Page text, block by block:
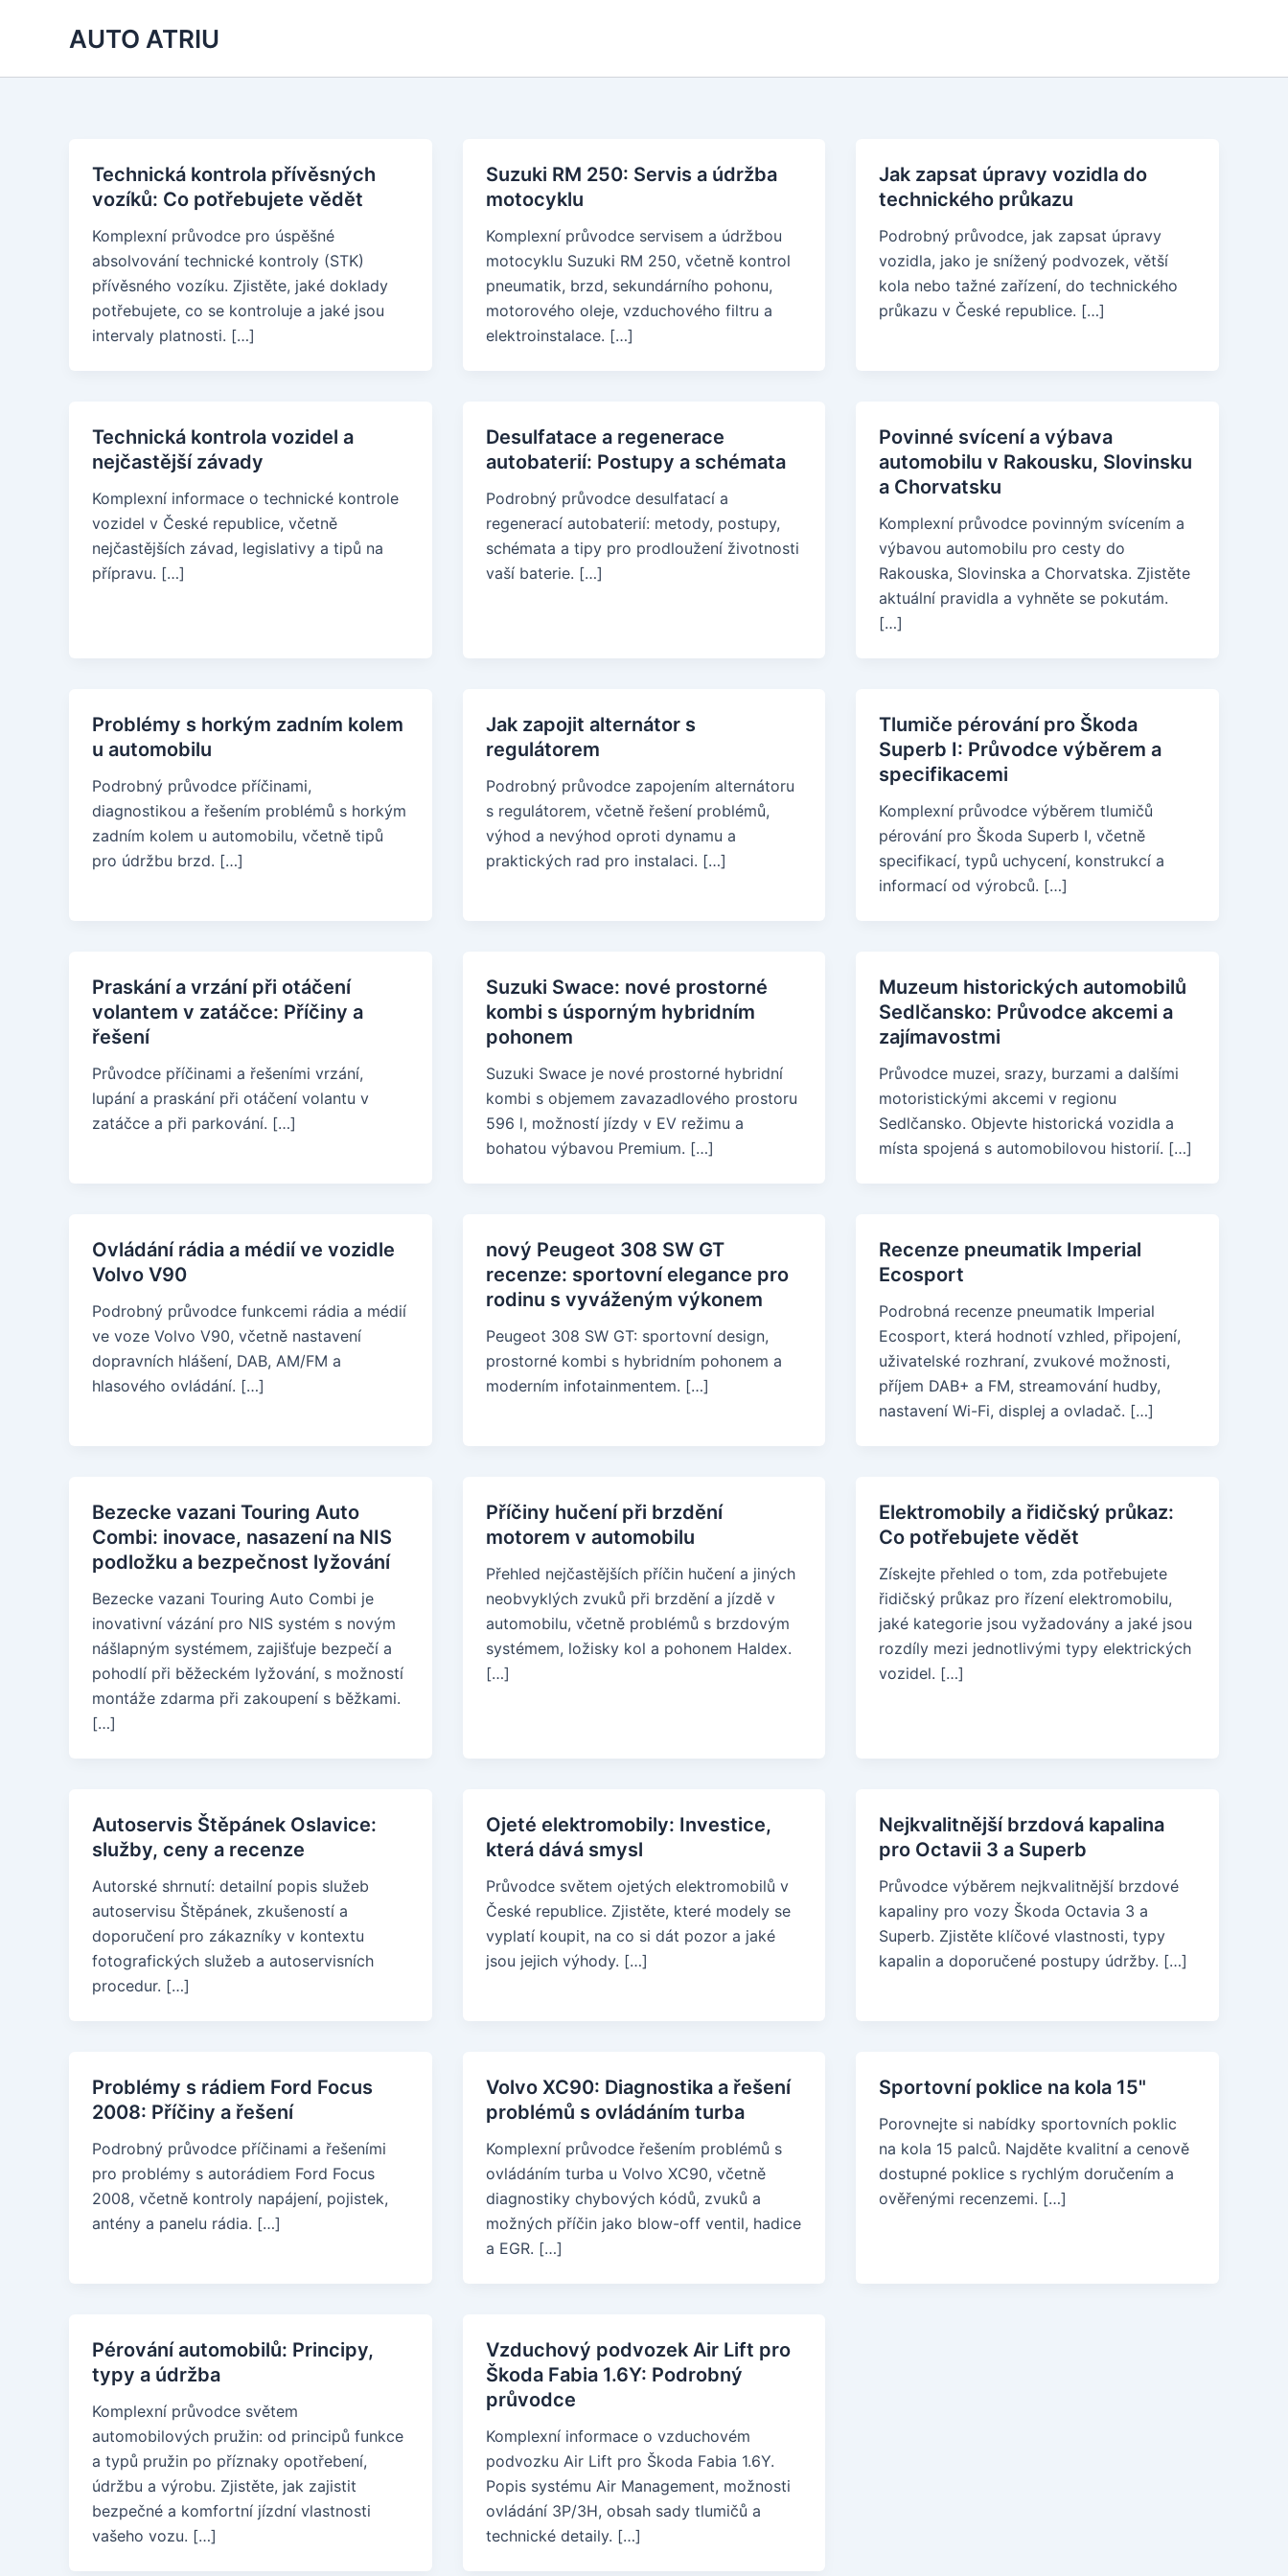
AUTO ATRIU
Technická kontrola přívěsných
vozíků: Co potřebujete vědět
Komplexní průvodce pro úspěšné
absolvování technické kontroly (STK)
přívěsného vozíku. Zjistěte, jaké doklady
potřebujete, co se kontroluje a jaké jsou
intervaly platnosti. […]
Suzuki RM 250: Servis a údržba
motocyklu
Komplexní průvodce servisem a údržbou
motocyklu Suzuki RM 250, včetně kontrol
pneumatik, brzd, sekundárního pohonu,
motorového oleje, vzduchového filtru a
elektroinstalace. […]
Jak zapsat úpravy vozidla do
technického průkazu
Podrobný průvodce, jak zapsat úpravy
vozidla, jako je snížený podvozek, větší
kola nebo tažné zařízení, do technického
průkazu v České republice. […]
Technická kontrola vozidel a
nejčastější závady
Komplexní informace o technické kontrole
vozidel v České republice, včetně
nejčastějších závad, legislativy a tipů na
přípravu. […]
Desulfatace a regenerace
autobaterií: Postupy a schémata
Podrobný průvodce desulfatací a
regenerací autobaterií: metody, postupy,
schémata a tipy pro prodloužení životnosti
vaší baterie. […]
Povinné svícení a výbava
automobilu v Rakousku, Slovinsku
a Chorvatsku
Komplexní průvodce povinným svícením a
výbavou automobilu pro cesty do
Rakouska, Slovinska a Chorvatska. Zjistěte
aktuální pravidla a vyhněte se pokutám.
[…]
Problémy s horkým zadním kolem
u automobilu
Podrobný průvodce příčinami,
diagnostikou a řešením problémů s horkým
zadním kolem u automobilu, včetně tipů
pro údržbu brzd. […]
Jak zapojit alternátor s
regulátorem
Podrobný průvodce zapojením alternátoru
s regulátorem, včetně řešení problémů,
výhod a nevýhod oproti dynamu a
praktických rad pro instalaci. […]
Tlumiče pérování pro Škoda
Superb I: Průvodce výběrem a
specifikacemi
Komplexní průvodce výběrem tlumičů
pérování pro Škoda Superb I, včetně
specifikací, typů uchycení, konstrukcí a
informací od výrobců. […]
Praskání a vrzání při otáčení
volantem v zatáčce: Příčiny a
řešení
Průvodce příčinami a řešeními vrzání,
lupání a praskání při otáčení volantu v
zatáčce a při parkování. […]
Suzuki Swace: nové prostorné
kombi s úsporným hybridním
pohonem
Suzuki Swace je nové prostorné hybridní
kombi s objemem zavazadlového prostoru
596 l, možností jízdy v EV režimu a
bohatou výbavou Premium. […]
Muzeum historických automobilů
Sedlčansko: Průvodce akcemi a
zajímavostmi
Průvodce muzei, srazy, burzami a dalšími
motoristickými akcemi v regionu
Sedlčansko. Objevte historická vozidla a
místa spojená s automobilovou historií. […]
Ovládání rádia a médií ve vozidle
Volvo V90
Podrobný průvodce funkcemi rádia a médií
ve voze Volvo V90, včetně nastavení
dopravních hlášení, DAB, AM/FM a
hlasového ovládání. […]
nový Peugeot 308 SW GT
recenze: sportovní elegance pro
rodinu s vyváženým výkonem
Peugeot 308 SW GT: sportovní design,
prostorné kombi s hybridním pohonem a
moderním infotainmentem. […]
Recenze pneumatik Imperial
Ecosport
Podrobná recenze pneumatik Imperial
Ecosport, která hodnotí vzhled, připojení,
uživatelské rozhraní, zvukové možnosti,
příjem DAB+ a FM, streamování hudby,
nastavení Wi-Fi, displej a ovladač. […]
Bezecke vazani Touring Auto
Combi: inovace, nasazení na NIS
podložku a bezpečnost lyžování
Bezecke vazani Touring Auto Combi je
inovativní vázání pro NIS systém s novým
nášlapným systémem, zajišťuje bezpečí a
pohodlí při běžeckém lyžování, s možností
montáže zdarma při zakoupení s běžkami.
[…]
Příčiny hučení při brzdění
motorem v automobilu
Přehled nejčastějších příčin hučení a jiných
neobvyklých zvuků při brzdění a jízdě v
automobilu, včetně problémů s brzdovým
systémem, ložisky kol a pohonem Haldex.
[…]
Elektromobily a řidičský průkaz:
Co potřebujete vědět
Získejte přehled o tom, zda potřebujete
řidičský průkaz pro řízení elektromobilu,
jaké kategorie jsou vyžadovány a jaké jsou
rozdíly mezi jednotlivými typy elektrických
vozidel. […]
Autoservis Štěpánek Oslavice:
služby, ceny a recenze
Autorské shrnutí: detailní popis služeb
autoservisu Štěpánek, zkušeností a
doporučení pro zákazníky v kontextu
fotografických služeb a autoservisních
procedur. […]
Ojeté elektromobily: Investice,
která dává smysl
Průvodce světem ojetých elektromobilů v
České republice. Zjistěte, které modely se
vyplatí koupit, na co si dát pozor a jaké
jsou jejich výhody. […]
Nejkvalitnější brzdová kapalina
pro Octavii 3 a Superb
Průvodce výběrem nejkvalitnější brzdové
kapaliny pro vozy Škoda Octavia 3 a
Superb. Zjistěte klíčové vlastnosti, typy
kapalin a doporučené postupy údržby. […]
Problémy s rádiem Ford Focus
2008: Příčiny a řešení
Podrobný průvodce příčinami a řešeními
pro problémy s autorádiem Ford Focus
2008, včetně kontroly napájení, pojistek,
antény a panelu rádia. […]
Volvo XC90: Diagnostika a řešení
problémů s ovládáním turba
Komplexní průvodce řešením problémů s
ovládáním turba u Volvo XC90, včetně
diagnostiky chybových kódů, zvuků a
možných příčin jako blow-off ventil, hadice
a EGR. […]
Sportovní poklice na kola 15"
Porovnejte si nabídky sportovních poklic
na kola 15 palců. Najděte kvalitní a cenově
dostupné poklice s rychlým doručením a
ověřenými recenzemi. […]
Pérování automobilů: Principy,
typy a údržba
Komplexní průvodce světem
automobilových pružin: od principů funkce
a typů pružin po příznaky opotřebení,
údržbu a výrobu. Zjistěte, jak zajistit
bezpečné a komfortní jízdní vlastnosti
vašeho vozu. […]
Vzduchový podvozek Air Lift pro
Škoda Fabia 1.6Y: Podrobný
průvodce
Komplexní informace o vzduchovém
podvozku Air Lift pro Škoda Fabia 1.6Y.
Popis systému Air Management, možnosti
ovládání 3P/3H, obsah sady tlumičů a
technické detaily. […]